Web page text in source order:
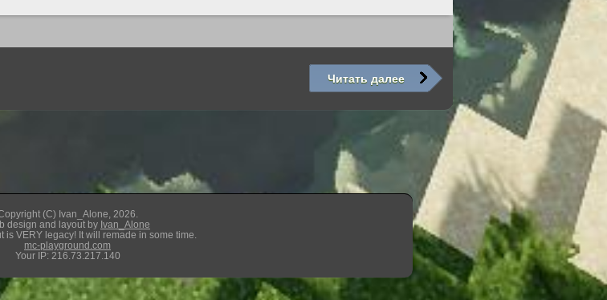
Читать далее
(C) Ivan_Alone, 2026.
design and layout by Ivan_Alone
is VERY legacy! It will remade in some time.
mc-playground.com
Your IP: 216.73.217.140